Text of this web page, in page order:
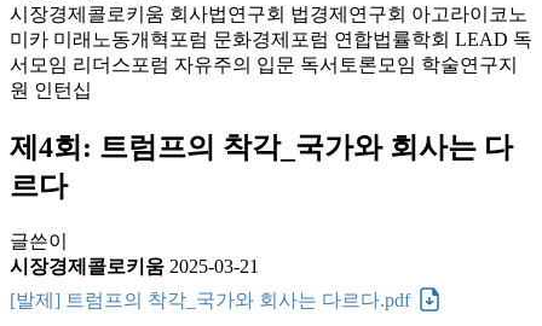
시장경제콜로키움 회사법연구회 법경제연구회 아고라이코노
미카 미래노동개혁포럼 문화경제포럼 연합법률학회 LEAD 독
서모임 리더스포럼 자유주의 입문 독서토론모임 학술연구지
원 인턴십
제4회: 트럼프의 착각_국가와 회사는 다
르다
글쓴이
시장경제콜로키움 2025-03-21
[발제] 트럼프의 착각_국가와 회사는 다르다.pdf